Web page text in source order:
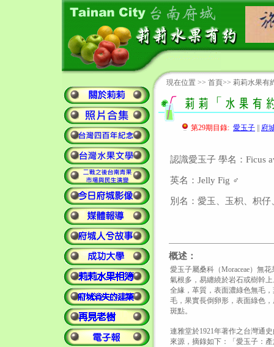
現在位置 >> 首頁>> 莉莉水果有
第29期目錄: 愛玉子 府
認識愛玉子 學名：Ficus
英名：Jelly Fig ♂
別名：愛玉、玉枳、枳
概述：
愛玉子屬桑科（Moraceae）無
氣根多，易纏繞於岩石或樹幹
全緣，革質，表面濃綠色無毛
毛，果實長倒卵形，表面綠色
斑點。
連雅堂於1921年著作之台灣通
來源，摘錄如下：「愛玉子：